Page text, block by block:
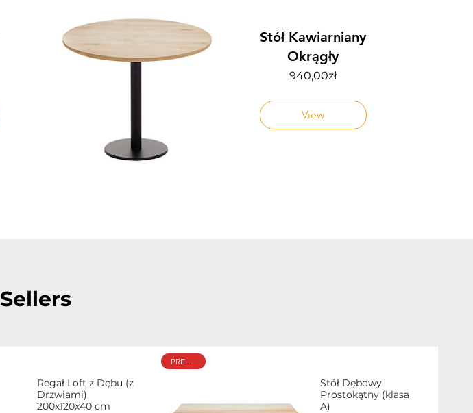
Stół Kawiarniany
Okrągły
940,00złPrice
View
Sellers
Regał Loft z Dębu (z
Drzwiami)
200x120x40 cm
PREMIUM
Stół Dębowy
Prostokątny (klasa
A)